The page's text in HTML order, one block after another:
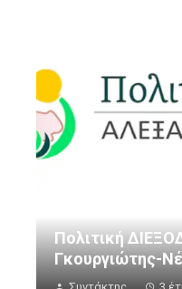
Πολιτική
Γκουργιώτης-